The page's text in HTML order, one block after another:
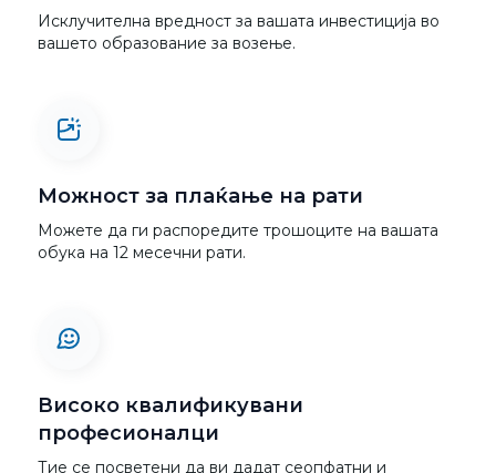
Исклучителна вредност за вашата инвестиција во
вашето образование за возење.
Можност за плаќање на рати
Можете да ги распоредите трошоците на вашата
обука на 12 месечни рати.
Високо квалификувани
професионалци
Тие се посветени да ви дадат сеопфатни и